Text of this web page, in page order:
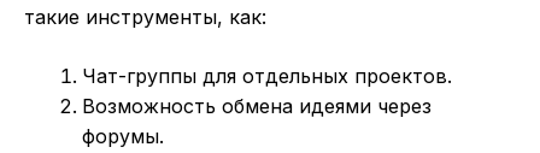
такие инструменты, как:
Чат-группы для отдельных проектов.
Возможность обмена идеями через
форумы.